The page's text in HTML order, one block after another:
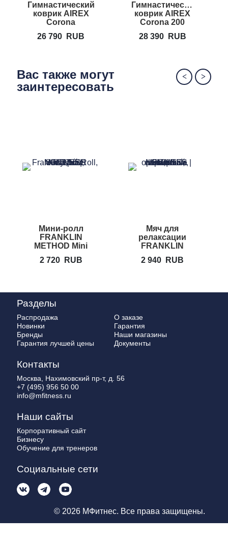
Гимнастический
коврик AIREX
Corona
26 790
RUB
Гимнастический
коврик AIREX
Corona 200
28 390
RUB
Вас также могут
заинтересовать
Мини-ролл
FRANKLIN
METHOD Mini
2 720 RUB
Мяч для
релаксации
FRANKLIN
Universal
2 940 RUB
Разделы
Распродажа
Новинки
Бренды
Гарантия лучшей цены
О заказе
Гарантия
Наши магазины
Документы
Контакты
Москва, Нахимовский пр-т, д. 56
+7 (495) 956 50 00
info@mfitness.ru
Наши сайты
Корпоративный сайт
Бизнесу
Обучение для тренеров
Социальные сети
© 2026 МФитнес. Все права защищены.